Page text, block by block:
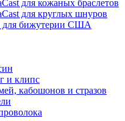
для кожаных браслетов
для круглых шнуров
для бижутерии США
и клипс
кабошонов и стразов